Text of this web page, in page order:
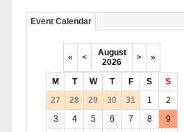
Event Calendar
« <
August
2026
> »
M T W T F S
S
27
28 29 30 31 1
2
3
4 5 6 7 8
9